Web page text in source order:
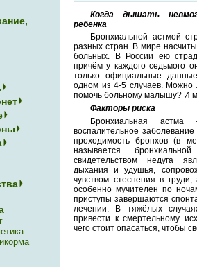
Когда дышать
ребёнка
Бронхиальной астмой
разных стран. В мире
больных. В России ею
причём у каждого седьмого
только официальные
одном из 4-5 случаев. Можно
помочь больному малышу? И
Факторы риска
Бронхиальная астма
воспалительное
проходимость бронхов (в
называется
свидетельством недуга
дыхания и удушья,
чувством стеснения в
особенно мучителен по
приступы завершаются
лечении. В тяжёлых
привести к смертельному
чего стоит опасаться, чтобы